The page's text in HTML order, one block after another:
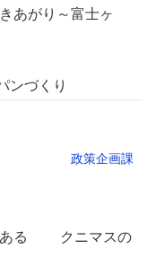
あがり～富士ヶ
ンづくり
政策企画課
ある クニマスの